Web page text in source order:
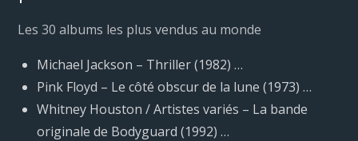
Les 30 albums les plus vendus au monde
Michael Jackson – Thriller (1982) …
Pink Floyd – Le côté obscur de la lune (1973) …
Whitney Houston / Artistes variés – La bande
originale de Bodyguard (1992) …